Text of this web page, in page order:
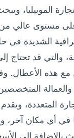
الموبيليا،
على مستوى عالي
الشديدة
والتي قد تحتاج
مع هذه الأعطال.
والعمالة
المتعددة،
في أي مكان آخر،